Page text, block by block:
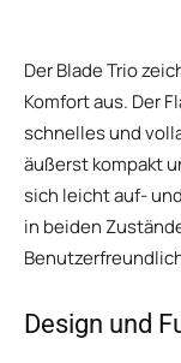
Der Blade Trio
Komfort aus. Der
schnelles und
äußerst kompakt
sich leicht auf-
in beiden
Design und